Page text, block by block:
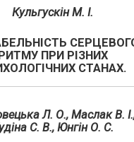
Кульгускін М. І.
ПРИ РІЗНИХ
СТАНАХ.
Л. О., Маслак В.
С. В., Юнгін О. С.